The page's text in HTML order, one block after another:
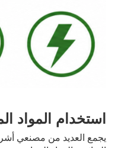
استخدام المواد